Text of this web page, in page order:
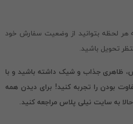
هر لحظه بتوانید از وضعیت سفارش خود
تحویل باشید.
ظاهری جذاب و شیک داشته باشید و با
بودن را تجربه کنید! برای دیدن همه
به سایت نیلی پلاس مراجعه کنید.